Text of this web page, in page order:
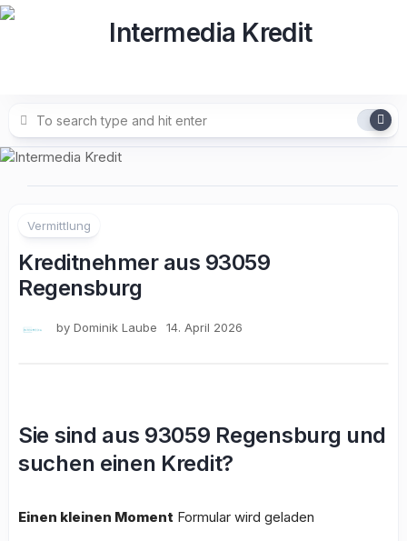
Skip
Vermittlung
Kreditnehmer aus 93059
Regensburg
by Dominik Laube 14. April 2026
Sie sind aus 93059 Regensburg und
suchen einen Kredit?
Einen kleinen Moment Formular wird geladen